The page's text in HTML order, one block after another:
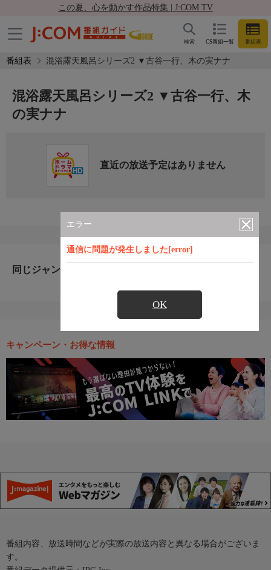
この夏、心を動かす作品特集 | J:COM TV
CS番組一覧 番組表
検索
番組表 混浴露天風呂シリーズ2 ▼古谷一行、木の実ナナ
エラー
通信に問題が発生しました[error]
OK
混浴露天風呂シリーズ2 ▼古谷一行、木
の実ナナ
直近の放送予定はありません
同じジャンルのおすすめ番組
キャンペーン・お得な情報
番組内容、放送時間などが実際の放送内容と異なる場合がございま
す。